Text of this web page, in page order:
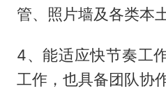
管、照片墙及各类本
4、能适应快节奏工
工作，也具备团队协